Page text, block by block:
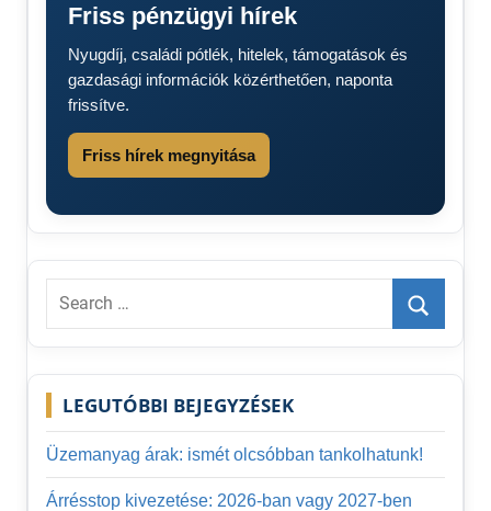
Üzemanyag
ára 2026
üzemanyag
védett
üzemanyagár
Friss pénzügyi hírek
Nyugdíj, családi pótlék, hitelek, támogatások és
gazdasági információk közérthetően, naponta
frissítve.
Friss hírek megnyitása
Search
Search
LEGUTÓBBI BEJEGYZÉSEK
Üzemanyag árak: ismét olcsóbban tankolhatunk!
Árrésstop kivezetése: 2026-ban vagy 2027-ben